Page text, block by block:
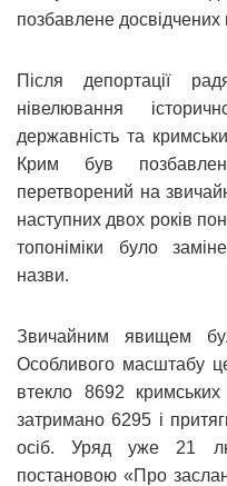
позбавлене досвідчених
Після депортації
нівелювання
державність та
Крим був
перетворений на
наступних двох років
топоніміки було
назви.
Звичайним явищем
Особливого масштабу
втекло 8692
затримано 6295 і
осіб. Уряд уже 21
постановою «Про